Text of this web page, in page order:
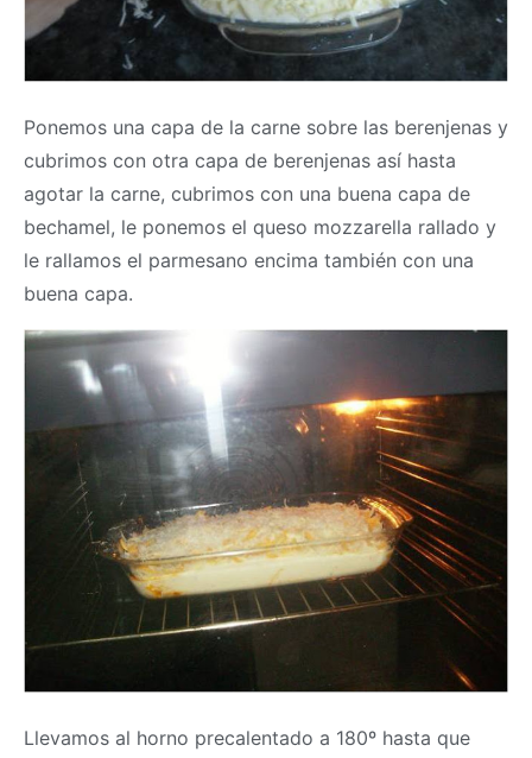
Ponemos una capa de la carne sobre las berenjenas y
cubrimos con otra capa de berenjenas así hasta
agotar la carne, cubrimos con una buena capa de
bechamel, le ponemos el queso mozzarella rallado y
le rallamos el parmesano encima también con una
buena capa.
Llevamos al horno precalentado a 180º hasta que